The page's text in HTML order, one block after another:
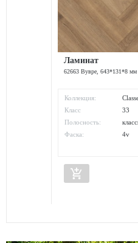
Ламинат
62663 Вувре, 643*131*8 мм
Коллекция:
Класс
износостойкости:
33
Полосность:
Фаска:
4v
add_shopping_cart